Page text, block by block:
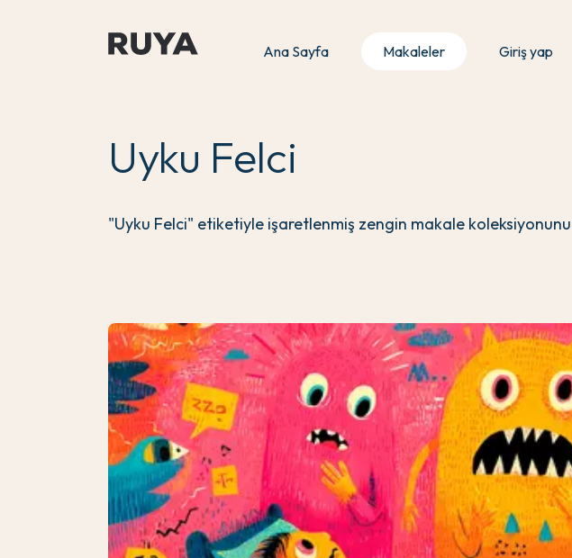
Ana Sayfa Makaleler Giriş yap
Uyku Felci
"Uyku Felci" etiketiyle işaretlenmiş zengin makale